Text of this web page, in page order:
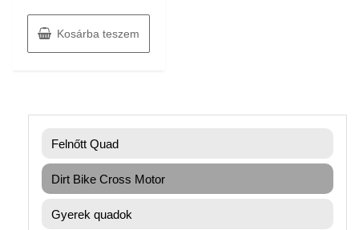
Kosárba teszem
Felnőtt Quad
Dirt Bike Cross Motor
Gyerek quadok